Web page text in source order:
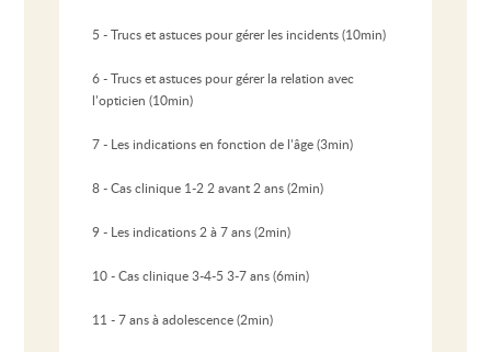
5 - Trucs et astuces pour gérer les incidents (10min)
6 - Trucs et astuces pour gérer la relation avec
l’opticien (10min)
7 - Les indications en fonction de l’âge (3min)
8 - Cas clinique 1-2 2 avant 2 ans (2min)
9 - Les indications 2 à 7 ans (2min)
10 - Cas clinique 3-4-5 3-7 ans (6min)
11 - 7 ans à adolescence (2min)